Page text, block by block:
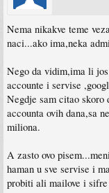
Nema nikakve teme
naci...ako ima,neka
Nego da vidim,ima li
accounte i servise
Negdje sam citao
accounta ovih dana,sa
miliona.
A zasto ovo
haman u sve servise i
probiti ali mailove i